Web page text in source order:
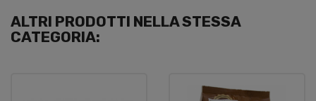
ALTRI PRODOTTI NELLA STESSA
CATEGORIA: